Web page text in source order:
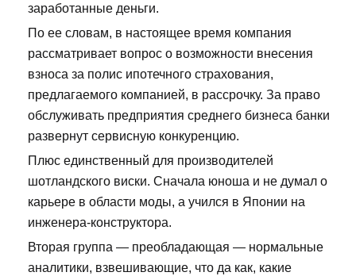
заработанные деньги.
По ее словам, в настоящее время компания
рассматривает вопрос о возможности внесения
взноса за полис ипотечного страхования,
предлагаемого компанией, в рассрочку. За право
обслуживать предприятия среднего бизнеса банки
развернут сервисную конкуренцию.
Плюс единственный для производителей
шотландского виски. Сначала юноша и не думал о
карьере в области моды, а учился в Японии на
инженера-конструктора.
Вторая группа — преобладающая — нормальные
аналитики, взвешивающие, что да как, какие